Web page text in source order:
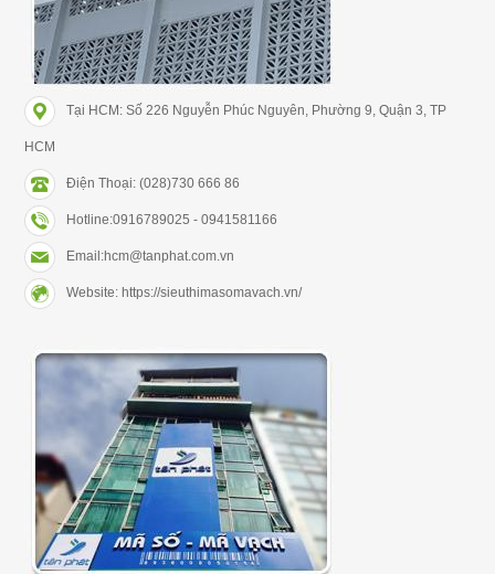
Tại HCM: Số 226 Nguyễn Phúc Nguyên, Phường 9, Quận 3, TP
HCM
Điện Thoại: (028)730 666 86
Hotline:0916789025 - 0941581166
Email:hcm@tanphat.com.vn
Website: https://sieuthimasomavach.vn/